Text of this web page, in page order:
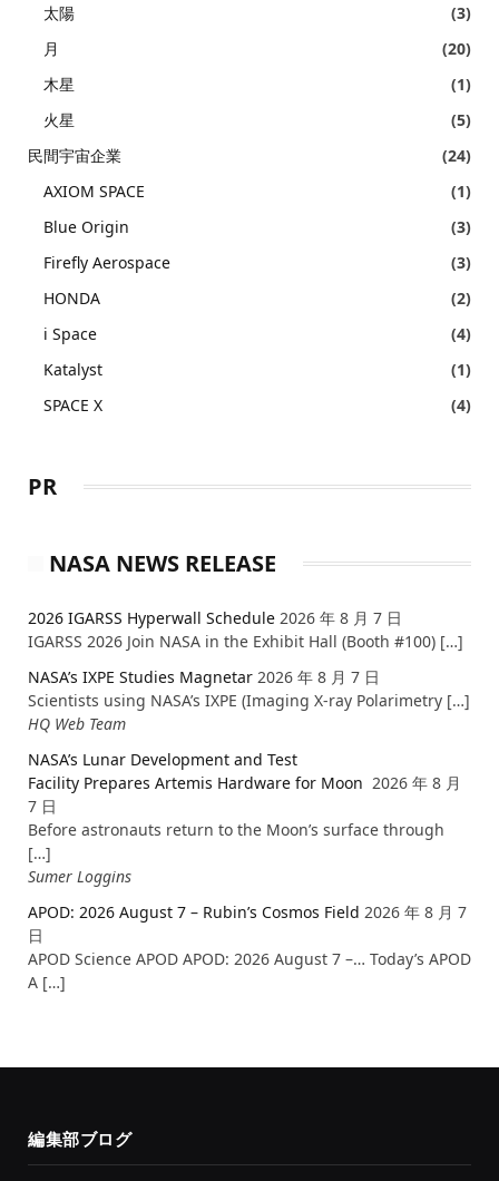
太陽
(3)
月
(20)
木星
(1)
火星
(5)
民間宇宙企業
(24)
AXIOM SPACE
(1)
Blue Origin
(3)
Firefly Aerospace
(3)
HONDA
(2)
i Space
(4)
Katalyst
(1)
SPACE X
(4)
PR
NASA NEWS RELEASE
2026 IGARSS Hyperwall Schedule 2026 年 8 月 7 日
IGARSS 2026 Join NASA in the Exhibit Hall (Booth #100) […]
NASA’s IXPE Studies Magnetar 2026 年 8 月 7 日
Scientists using NASA’s IXPE (Imaging X-ray Polarimetry […]
HQ Web Team
NASA’s Lunar Development and Test
Facility Prepares Artemis Hardware for Moon 2026 年 8 月
7 日
Before astronauts return to the Moon’s surface through
[…]
Sumer Loggins
APOD: 2026 August 7 – Rubin’s Cosmos Field 2026 年 8 月 7
日
APOD Science APOD APOD: 2026 August 7 –… Today’s APOD
A […]
編集部ブログ